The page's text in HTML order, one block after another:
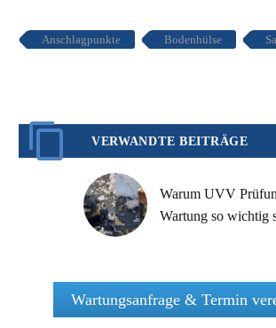
Anschlagpunkte Bodenhülse
VERWANDTE BEITRÄGE
Warum UVV
Wartung so wichtig
Absturzsicherung
sein!
Wartungsanfrage & Termin